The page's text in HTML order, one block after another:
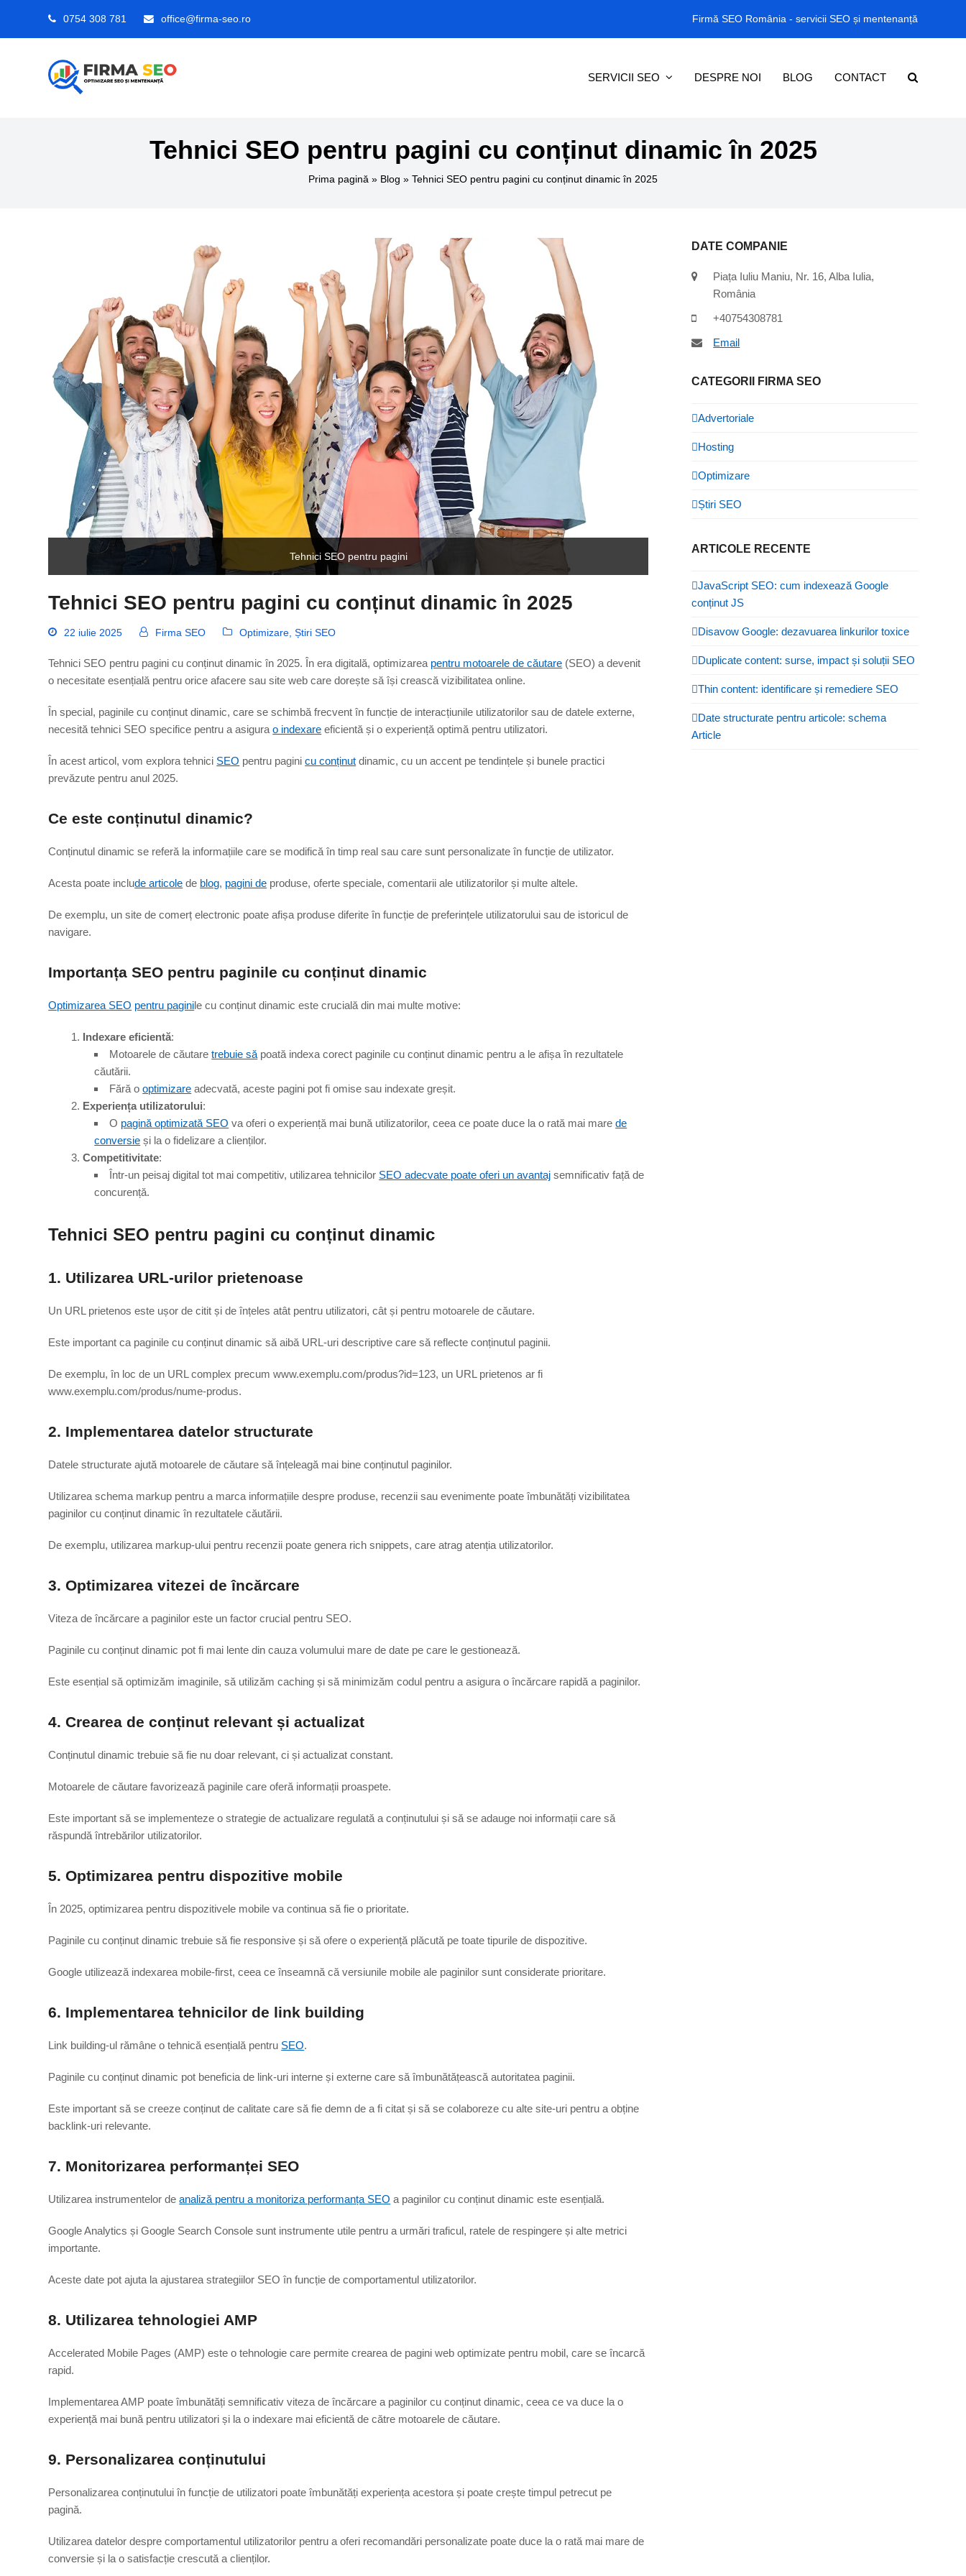
0754 308 781 office@firma-seo.ro Firmă SEO România - servicii SEO și mentenanță
SERVICII SEO DESPRE NOI BLOG CONTACT
Tehnici SEO pentru pagini cu conținut dinamic în 2025
Prima pagină » Blog » Tehnici SEO pentru pagini cu conținut dinamic în 2025
Tehnici SEO pentru pagini
Tehnici SEO pentru pagini cu conținut dinamic în 2025
22 iulie 2025 Firma SEO Optimizare ,Știri SEO
Tehnici SEO pentru pagini cu conținut dinamic în 2025. În era digitală, optimizarea pentru motoarele de căutare (SEO) a devenit
o necesitate esențială pentru orice afacere sau site web care dorește să își crească vizibilitatea online.
În special, paginile cu conținut dinamic, care se schimbă frecvent în funcție de interacțiunile utilizatorilor sau de datele externe,
necesită tehnici SEO specifice pentru a asigurao indexare eficientă și o experiență optimă pentru utilizatori.
În acest articol, vom explora tehnici SEO pentru paginicu conținut dinamic, cu un accent pe tendințele și bunele practici
prevăzute pentru anul 2025.
Ce este conținutul dinamic?
Conținutul dinamic se referă la informațiile care se modifică în timp real sau care sunt personalizate în funcție de utilizator.
Acesta poate include articole de blog, pagini de produse, oferte speciale, comentarii ale utilizatorilor și multe altele.
De exemplu, un site de comerț electronic poate afișa produse diferite în funcție de preferințele utilizatorului sau de istoricul de
navigare.
ImportanțaSEO pentru paginile cu conținut dinamic
Optimizarea SEO pentru paginile cu conținut dinamic este crucială din mai multe motive:
Indexare eficientă:
Motoarele de căutaretrebuie să poată indexa corect paginile cu conținut dinamic pentru a le afișa în rezultatele
căutării.
Fără ooptimizare adecvată, aceste pagini pot fi omise sau indexate greșit.
Experiența utilizatorului:
O pagină optimizată SEO va oferi o experiență mai bună utilizatorilor, ceea ce poate duce la o rată mai marede
conversie și la o fidelizare a clienților.
Competitivitate:
Într-un peisaj digital tot mai competitiv, utilizarea tehnicilor SEO adecvate poate oferi un avantaj semnificativ față de
concurență.
TehniciSEO pentru pagini cu conținut dinamic
1. Utilizarea URL-urilor prietenoase
Un URL prietenos este ușor de citit și de înțeles atât pentru utilizatori, cât și pentru motoarele de căutare.
Este important ca paginile cu conținut dinamic să aibă URL-uri descriptive care să reflecte conținutul paginii.
De exemplu, în loc de un URL complex precumwww.exemplu.com/produs?id=123, un URL prietenos ar fi
www.exemplu.com/produs/nume-produs.
2. Implementarea datelor structurate
Datele structurate ajută motoarele de căutare să înțeleagă mai bine conținutul paginilor.
Utilizarea schema markup pentru a marca informațiile despre produse, recenzii sau evenimente poate îmbunătăți vizibilitatea
paginilor cu conținut dinamic în rezultatele căutării.
De exemplu, utilizarea markup-ului pentru recenzii poate genera rich snippets, care atrag atenția utilizatorilor.
3. Optimizarea vitezei de încărcare
Viteza de încărcare a paginilor este un factor crucial pentru SEO.
Paginile cu conținut dinamic pot fi mai lente din cauza volumului mare de date pe care le gestionează.
Este esențial să optimizăm imaginile, să utilizăm caching și să minimizăm codul pentru a asigura o încărcare rapidă a paginilor.
4. Crearea de conținut relevant și actualizat
Conținutul dinamic trebuie să fie nu doar relevant, ci și actualizat constant.
Motoarele de căutare favorizează paginile care oferă informații proaspete.
Este important să se implementeze o strategie de actualizare regulată a conținutului și să se adauge noi informații care să
răspundă întrebărilor utilizatorilor.
5. Optimizarea pentru dispozitive mobile
În 2025, optimizarea pentru dispozitivele mobile va continua să fie o prioritate.
Paginile cu conținut dinamic trebuie să fie responsive și să ofere o experiență plăcută pe toate tipurile de dispozitive.
Google utilizează indexarea mobile-first, ceea ce înseamnă că versiunile mobile ale paginilor sunt considerate prioritare.
6. Implementarea tehnicilor de link building
Link building-ul rămâne o tehnică esențială pentru SEO.
Paginile cu conținut dinamic pot beneficia de link-uri interne și externe care să îmbunătățească autoritatea paginii.
Este important să se creeze conținut de calitate care să fie demn de a fi citat și să se colaboreze cu alte site-uri pentru a obține
backlink-uri relevante.
7. Monitorizarea performanței SEO
Utilizarea instrumentelor deanaliză pentru a monitoriza performanța SEO a paginilor cu conținut dinamic este esențială.
Google Analytics și Google Search Console sunt instrumente utile pentru a urmări traficul, ratele de respingere și alte metrici
importante.
Aceste date pot ajuta la ajustarea strategiilor SEO în funcție de comportamentul utilizatorilor.
8. Utilizarea tehnologiei AMP
Accelerated Mobile Pages (AMP) este o tehnologie care permite crearea de pagini web optimizate pentru mobil, care se încarcă
rapid.
Implementarea AMP poate îmbunătăți semnificativ viteza de încărcare a paginilor cu conținut dinamic, ceea ce va duce la o
experiență mai bună pentru utilizatori și la o indexare mai eficientă de către motoarele de căutare.
9. Personalizarea conținutului
Personalizarea conținutului în funcție de utilizatori poate îmbunătăți experiența acestora și poate crește timpul petrecut pe
pagină.
Utilizarea datelor despre comportamentul utilizatorilor pentru a oferi recomandări personalizate poate duce la o rată mai mare de
conversie și la o satisfacție crescută a clienților.
DATE COMPANIE
Piața Iuliu Maniu, Nr. 16, Alba Iulia,
România
+40754308781
Email
CATEGORII FIRMA SEO
Advertoriale
Hosting
Optimizare
Știri SEO
ARTICOLE RECENTE
JavaScript SEO: cum indexează Google
conținut JS
Disavow Google: dezavuarea linkurilor toxice
Duplicate content: surse, impact și soluții SEO
Thin content: identificare și remediere SEO
Date structurate pentru articole: schema
Article